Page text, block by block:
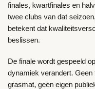
finales, kwartfinales en
twee clubs van dat
betekent dat
beslissen.
De finale wordt gespeeld
dynamiek verandert.
grasmat, geen eigen